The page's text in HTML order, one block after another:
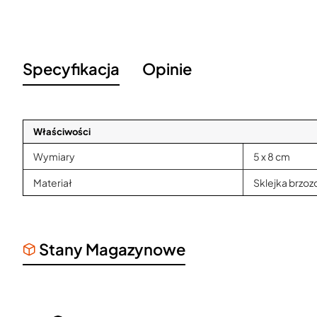
Specyfikacja Opinie
Właściwości
Wymiary 5 x 8 cm
Materiał Sklejka
Stany Magazynowe